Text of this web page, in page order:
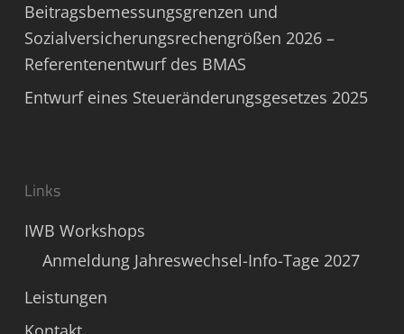
Beitragsbemessungsgrenzen und
Sozialversicherungsrechengrößen 2026 –
Referentenentwurf des BMAS
Entwurf eines Steueränderungsgesetzes 2025
Links
IWB Workshops
Anmeldung Jahreswechsel-Info-Tage 2027
Leistungen